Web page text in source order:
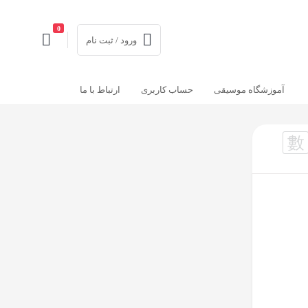
ورود / ثبت نام
0
آموزشگاه موسیقی حساب کاربری ارتباط با ما